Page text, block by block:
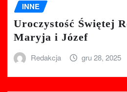
INNE
Uroczystość Świętej
Maryja i Józef
Redakcja gru 28, 2025